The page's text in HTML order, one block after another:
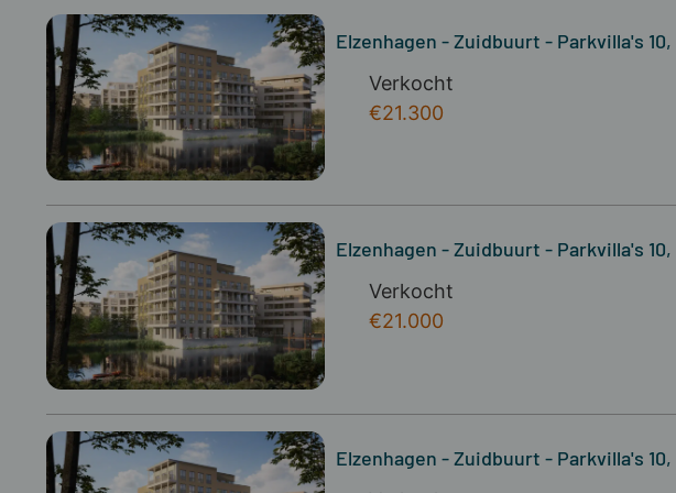
Elzenhagen - Zuidbuurt - Parkvilla's 10,
Verkocht
€21.300
Elzenhagen - Zuidbuurt - Parkvilla's 10,
Verkocht
€21.000
Elzenhagen - Zuidbuurt - Parkvilla's 10,